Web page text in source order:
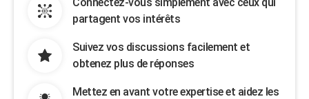
partagent vos intérêts
Suivez vos discussions facilement et
obtenez plus de réponses
Mettez en avant votre expertise et aidez les